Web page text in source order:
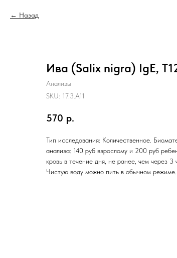
Назад
Ива (Salix nigra) IgE,
Анализы
SKU: 17.3.A11
570 р.
Тип исследования: Количественное.
анализа: 140 руб взрослому и 200 руб
кровь в течение дня, не ранее, чем через
Чистую воду можно пить в обычном режиме..